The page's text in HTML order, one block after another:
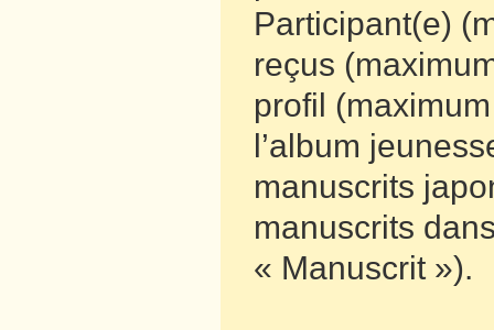
Participant(e)
reçus
profil
l’album
manuscrits
manuscrits
« Manuscrit »).